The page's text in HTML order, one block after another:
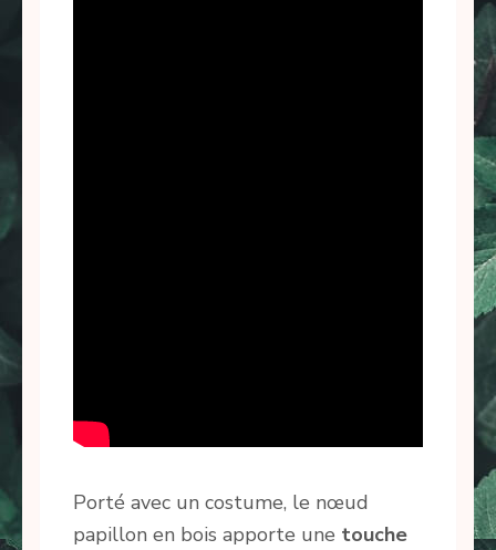
Porté avec un costume, le nœud
papillon en bois apporte une touche